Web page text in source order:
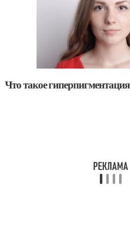
Что такое гиперпигментация